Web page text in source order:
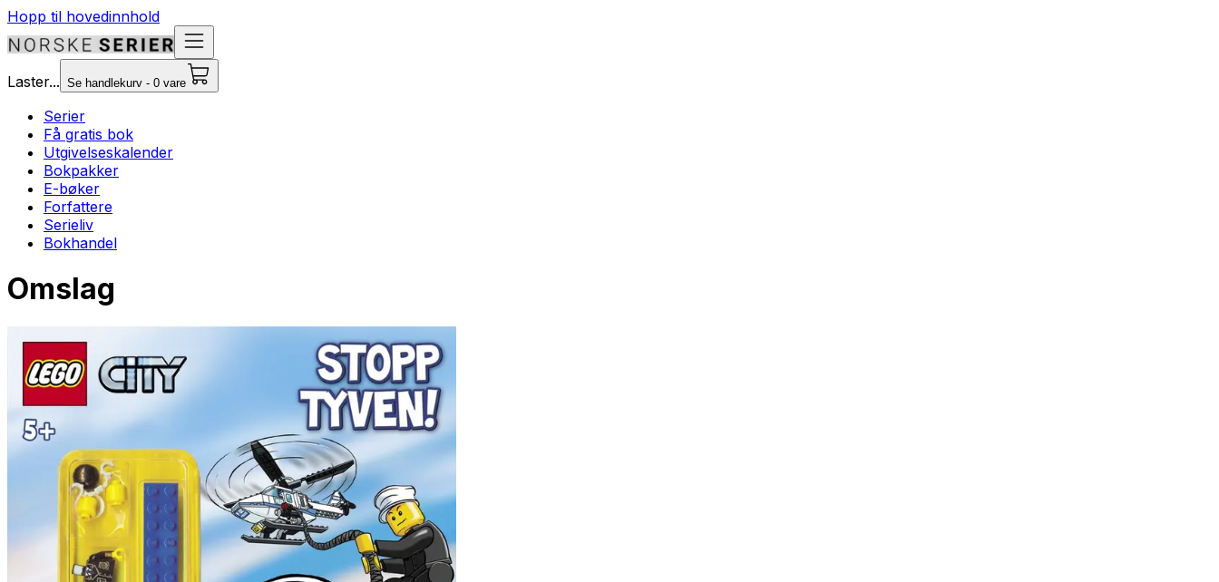
Hopp til hovedinnhold
Laster... Se handlekurv - 0 vare
Serier
Få gratis bok
Utgivelseskalender
Bokpakker
E-bøker
Forfattere
Serieliv
Bokhandel
Omslag